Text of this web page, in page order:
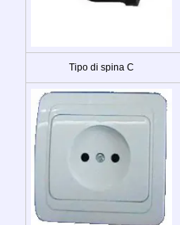
Tipo di spina C